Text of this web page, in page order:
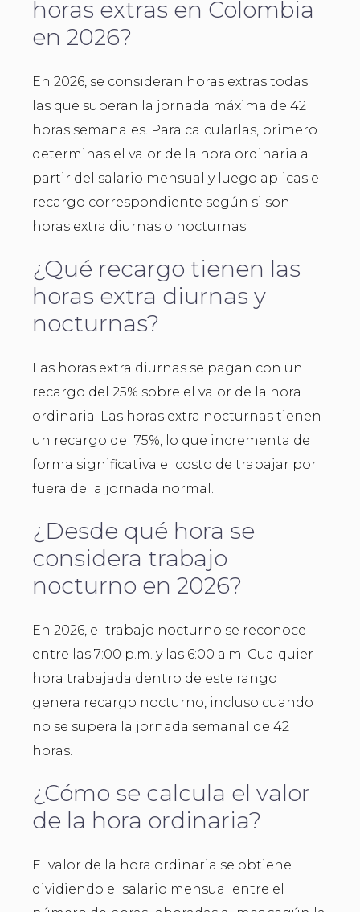
horas extras en Colombia
en 2026?
En 2026, se consideran horas extras todas
las que superan la jornada máxima de 42
horas semanales. Para calcularlas, primero
determinas el valor de la hora ordinaria a
partir del salario mensual y luego aplicas el
recargo correspondiente según si son
horas extra diurnas o nocturnas.
¿Qué recargo tienen las
horas extra diurnas y
nocturnas?
Las horas extra diurnas se pagan con un
recargo del 25% sobre el valor de la hora
ordinaria. Las horas extra nocturnas tienen
un recargo del 75%, lo que incrementa de
forma significativa el costo de trabajar por
fuera de la jornada normal.
¿Desde qué hora se
considera trabajo
nocturno en 2026?
En 2026, el trabajo nocturno se reconoce
entre las 7:00 p.m. y las 6:00 a.m. Cualquier
hora trabajada dentro de este rango
genera recargo nocturno, incluso cuando
no se supera la jornada semanal de 42
horas.
¿Cómo se calcula el valor
de la hora ordinaria?
El valor de la hora ordinaria se obtiene
dividiendo el salario mensual entre el